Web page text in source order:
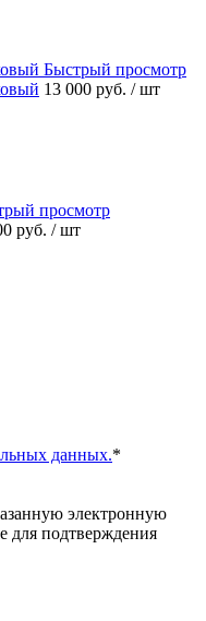
Быстрый просмотр
13 000 руб. / шт
просмотр
руб. / шт
данных.*
электронную
для подтверждения